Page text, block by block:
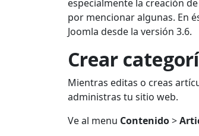
especialmente la creación
por mencionar algunas. En
Joomla desde la versión 3.6.
Crear
Mientras editas o creas
administras tu sitio web.
Ve al menu Contenido>